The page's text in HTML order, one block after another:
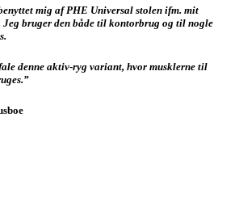
mig af PHE Universal stolen ifm. mit
Jeg bruger den både til kontorbrug og til nogle
denne aktiv-ryg variant, hvor musklerne til